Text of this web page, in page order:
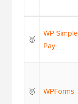
🥇
WP Simple
Pay
🥈 WPForms